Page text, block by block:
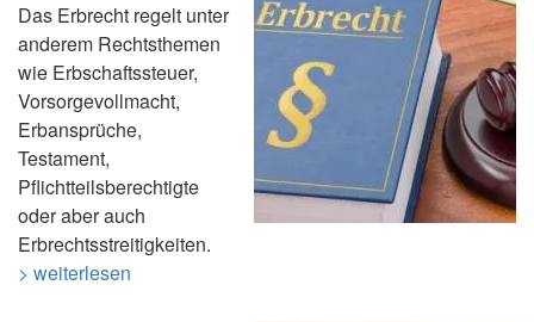
Das Erbrecht regelt unter
anderem Rechtsthemen
wie Erbschaftssteuer,
Vorsorgevollmacht,
Erbansprüche,
Testament,
Pflichtteilsberechtigte
oder aber auch
Erbrechtsstreitigkeiten.
> weiterlesen